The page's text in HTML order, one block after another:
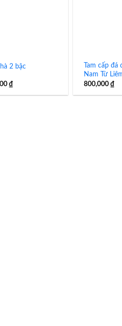
2 bậc
₫
Tam cấp
Nam Từ
800,000 ₫